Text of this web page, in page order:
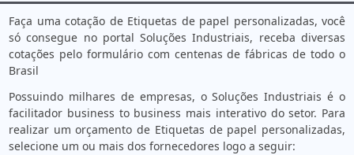
Faça uma cotação de Etiquetas de papel personalizadas, você
só consegue no portal Soluções Industriais, receba diversas
cotações pelo formulário com centenas de fábricas de todo o
Brasil
Possuindo milhares de empresas, o Soluções Industriais é o
facilitador business to business mais interativo do setor. Para
realizar um orçamento de Etiquetas de papel personalizadas,
selecione um ou mais dos fornecedores logo a seguir: